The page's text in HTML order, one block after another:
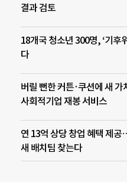
결과 검토
18개국 청소년 300명, ‘기후
다
버릴 뻔한 커튼·쿠션에 새
사회적기업 재봉 서비스
연 13억 상당 창업 혜택 제공
새 배치팀 찾는다